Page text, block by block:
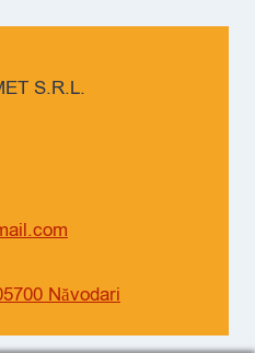
S.R.L.
Năvodari